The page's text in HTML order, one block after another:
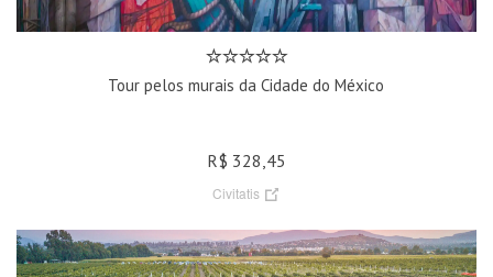
Tour pelos murais da Cidade do México
R$ 328,45
Civitatis